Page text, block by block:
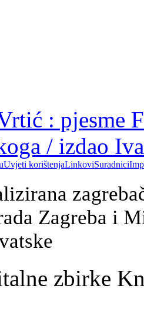
: pjesme
/ izdao
Uvjeti korištenjaLinkoviSuradnici
Zagreba i
zbirke